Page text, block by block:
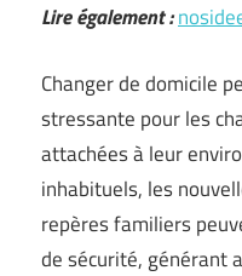
Lire également :
Changer de domicile
stressante pour les
attachées à leur
inhabituels, les
repères familiers
de sécurité, générant